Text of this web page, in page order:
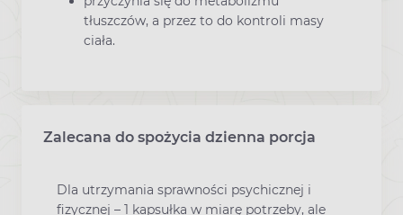
tłuszczów, a przez to do kontroli masy
ciała.
Zalecana do spożycia dzienna porcja
Dla utrzymania sprawności psychicznej i
fizycznej – 1 kapsułka w miarę potrzeby, ale